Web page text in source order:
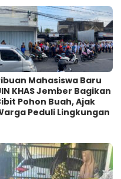
Mahasiswa Baru
KHAS Jember Bagikan
Pohon Buah, Ajak
Peduli Lingkungan